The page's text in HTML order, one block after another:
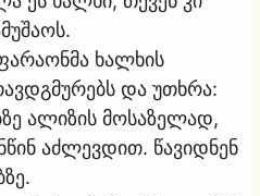
ხალხის
და უთხრა:
ალიზის მოსაზელად,
აძლევდით. წავიდნენ